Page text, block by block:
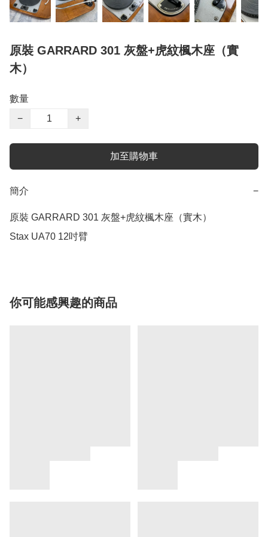
原裝 GARRARD 301 灰盤+虎紋楓木座（實
木）
數量
−
+
加至購物車
簡介 −
原裝 GARRARD 301 灰盤+虎紋楓木座（實木）
Stax UA70 12吋臂
你可能感興趣的商品